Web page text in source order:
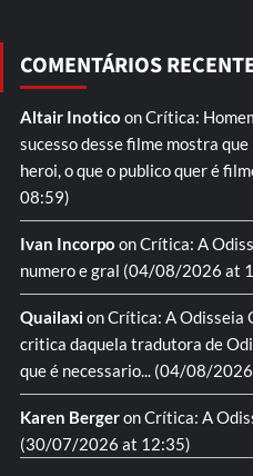
COMENTÁRIOS
Altair Inotico onCrítica:
sucesso desse filme mostra
heroi, o que o publico quer é
08:59)
Ivan Incorpo onCrítica: A
numero e gral (04/08/2026 at
QuailaxionCrítica: A Odisseia
critica daquela tradutora de
que é necessario... (04/08/
Karen BergeronCrítica: A
(30/07/2026 at 12:35)